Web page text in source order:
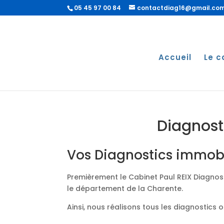
05 45 97 00 84
Accueil Le
Vos Diagnostics
Premièrement le Cabinet Paul REIX
le département de la Charente.
Ainsi, nous réalisons tous les diagnostics